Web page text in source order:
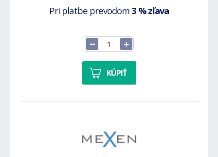
Pri platbe prevodom 3 % zľava
KÚPIŤ